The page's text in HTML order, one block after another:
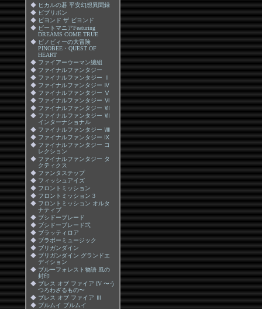
◆ ヒカルの碁 平安幻想異聞録
◆ ビブリボン
◆ ビヨンド ザ ビヨンド
◆ ビートマニアFeaturing
DREAMS COME TRUE
◆ ピノビィーの大冒険
PINOBEE・QUEST OF
HEART
◆ ファイアーウーマン纏組
◆ ファイナルファンタジー
◆ ファイナルファンタジー Ⅱ
◆ ファイナルファンタジー Ⅳ
◆ ファイナルファンタジー Ⅴ
◆ ファイナルファンタジー Ⅵ
◆ ファイナルファンタジー Ⅶ
◆ ファイナルファンタジー Ⅶ
インターナショナル
◆ ファイナルファンタジー Ⅷ
◆ ファイナルファンタジー Ⅸ
◆ ファイナルファンタジー コ
レクション
◆ ファイナルファンタジー タ
クティクス
◆ ファンタステップ
◆ フィッシュアイズ
◆ フロントミッション
◆ フロントミッション 3
◆ フロントミッション オルタ
ナティブ
◆ ブシドーブレード
◆ ブシドーブレード弐
◆ ブラッティロア
◆ ブラボーミュージック
◆ ブリガンダイン
◆ ブリガンダイン グランドエ
ディション
◆ ブルーフォレスト物語 風の
封印
◆ ブレス オブ ファイア IV 〜う
つろわざるもの〜
◆ ブレス オブ ファイア Ⅲ
◆ プルムイ プルムイ